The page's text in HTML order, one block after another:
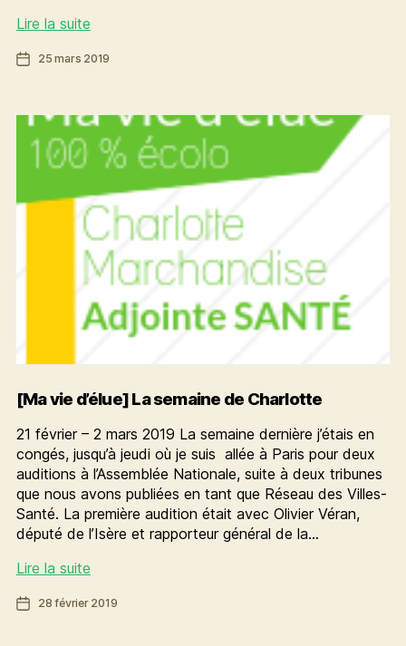
Lire la suite[Ma
d’élue]
de
Charlotte
Date25 mars 2019
[Ma vie d’élue] La semaine de Charlotte
21 février – 2 mars 2019 La semaine dernière j’étais en
congés, jusqu’à jeudi où je suis allée à Paris pour deux
auditions à l’Assemblée Nationale, suite à deux tribunes
que nous avons publiées en tant que Réseau des Villes-
Santé. La première audition était avec Olivier Véran,
député de l’Isère et rapporteur général de la…
Lire la suite[Ma
d’élue]
Date28 février 2019